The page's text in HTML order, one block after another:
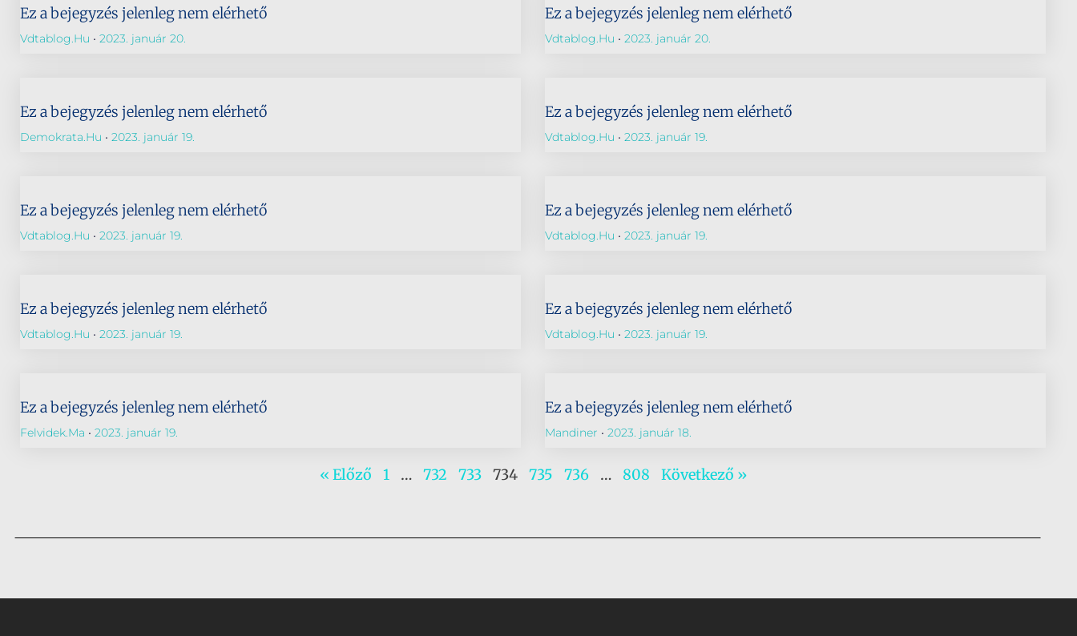
Ez a bejegyzés jelenleg nem elérhető
Vdtablog.hu 2023. január 20.
Ez a bejegyzés jelenleg nem elérhető
Vdtablog.hu 2023. január 20.
Ez a bejegyzés jelenleg nem elérhető
Demokrata.hu 2023. január 19.
Ez a bejegyzés jelenleg nem elérhető
Vdtablog.hu 2023. január 19.
Ez a bejegyzés jelenleg nem elérhető
Vdtablog.hu 2023. január 19.
Ez a bejegyzés jelenleg nem elérhető
Vdtablog.hu 2023. január 19.
Ez a bejegyzés jelenleg nem elérhető
Vdtablog.hu 2023. január 19.
Ez a bejegyzés jelenleg nem elérhető
Vdtablog.hu 2023. január 19.
Ez a bejegyzés jelenleg nem elérhető
Felvidek.ma 2023. január 19.
Ez a bejegyzés jelenleg nem elérhető
Mandiner 2023. január 18.
« Előző 1 … 732 733 734 735 736 … 808 Következő »